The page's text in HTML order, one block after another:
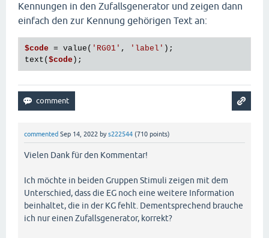
Kennungen in den Zufallsgenerator und zeigen dann
einfach den zur Kennung gehörigen Text an:
$code = value( 'RG01' , 'label' );
text( $code
commented Sep 14, 2022 bys222544 (710 points)
Vielen Dank für den Kommentar!
Ich möchte in beiden Gruppen Stimuli zeigen mit dem
Unterschied, dass die EG noch eine weitere Information
beinhaltet, die in der KG fehlt. Dementsprechend brauche
ich nur einen Zufallsgenerator, korrekt?